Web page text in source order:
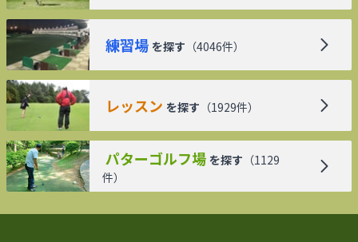
練習場 を探す （4046件）
レッスン を探す （1929件）
パターゴルフ場 を探す （1129
件）